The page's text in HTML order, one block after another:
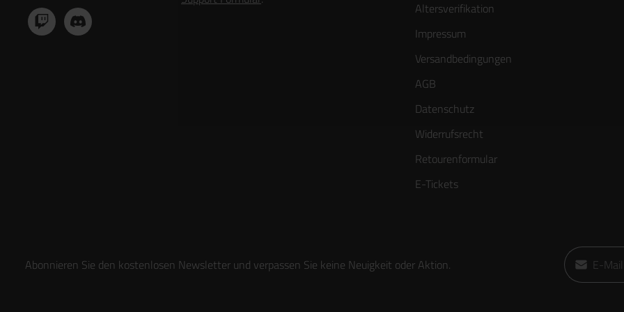
Abonnieren Sie den kostenlosen Newsletter und verpassen Sie keine Neuigkeit oder Aktion.
E-Mail-
Altersverifikation
Impressum
Versandbedingungen
AGB
Datenschutz
Widerrufsrecht
Retourenformular
E-Tickets